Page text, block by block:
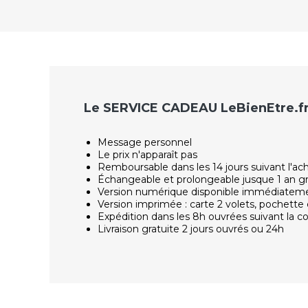
Le SERVICE CADEAU
Message personnel
Le prix n'apparaît pas
Remboursable dans les 14 jours suivant
Échangeable et prolongeable jusque 1 an
Version numérique disponible
Version imprimée : carte 2 volets, pochette
Expédition dans les 8h ouvrées suivant la
Livraison gratuite 2 jours ouvrés ou 24h